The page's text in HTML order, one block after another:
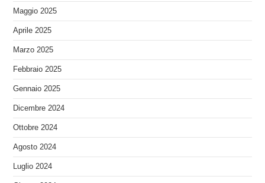
Maggio 2025
Aprile 2025
Marzo 2025
Febbraio 2025
Gennaio 2025
Dicembre 2024
Ottobre 2024
Agosto 2024
Luglio 2024